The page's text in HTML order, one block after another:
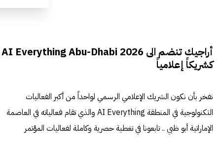
أراجيك تنضم الى AI Everything Abu-Dhabi 2026
كشريكاً إعلامياً
نفخر بأن نكون الشريك الإعلامي الرسمي لواحداً من أكبر الفعاليات
التكنولوجية في المنطقة AI Everything والذي تقام فعالياته في العاصمة
الإماراتية أبو ظبي .. تابعونا في تغطية حصرية وكاملة لفعاليات المؤتمر